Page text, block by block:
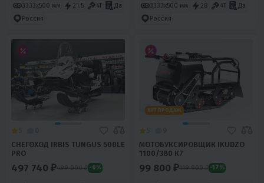
3333х500 мм 21.5 4T
Да
Россия
3333х500 мм 28 4T
Да
Россия
СНЕГОХОД IRBIS TUNGUS 500LE
PRO
497 740 ₽499 000 ₽ -0%
ХИТ ПРОДАЖ
МОТОБУКСИРОВЩИК IKUDZO
1100/380 К7
99 800 ₽119 900 ₽ -17%